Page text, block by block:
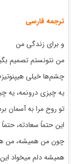
ترجمه فارسی
و برای زندگی من
من نتونستم تصمیم
چشم‌ها خیلی
یه چیزی درونمه، یه
تو روح مرا به آسمان
این حتماً سعادته،
چون من همیشه، من
همیشه دلم میخواد